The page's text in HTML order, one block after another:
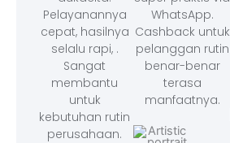
Pelayanannya
cepat, hasilnya
selalu rapi, .
Sangat
membantu
untuk
kebutuhan rutin
perusahaan.
WhatsApp.
Cashback untuk
pelanggan rutin
benar-benar
terasa
manfaatnya.